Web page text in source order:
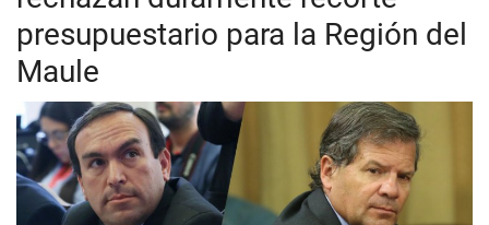
Policial
Tribunales
Deporte
Política
presupuestario para la Región del
Maule